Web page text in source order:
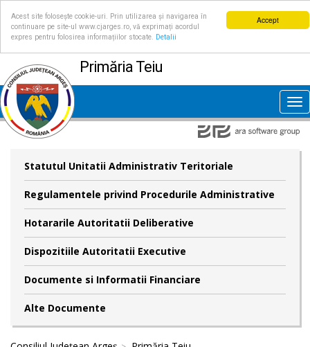
Accept
Acest site folosește cookie-uri. Prin utilizarea și navigarea în
continuare pe site-ul www.cjarges.ro, vă exprimați acordul
expres pentru folosirea informațiilor stocate.
Detalii
Primăria Teiu
Statutul Unitatii Administrativ Teritoriale
Regulamentele privind Procedurile Administrative
Hotararile Autoritatii Deliberative
Dispozitiile Autoritatii Executive
Documente si Informatii Financiare
Alte Documente